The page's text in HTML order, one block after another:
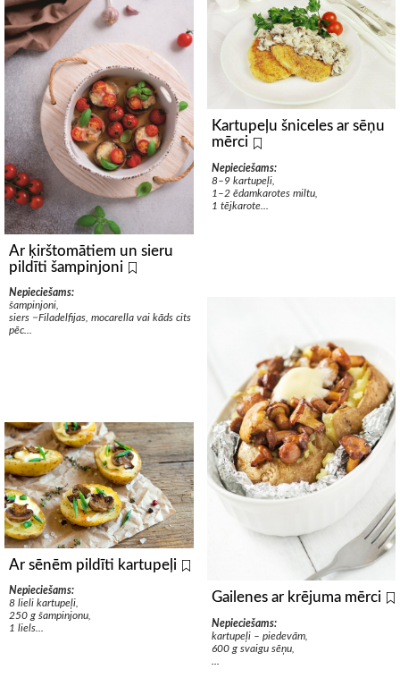
Ar ķirštomātiem un sieru
pildīti šampinjoni
Nepieciešams:
šampinjoni,
siers −Filadelfijas, mocarella vai kāds cits
pēc...
Ar sēnēm pildīti kartupeļi
Nepieciešams:
8 lieli kartupeļi,
250 g šampinjonu,
1 liels...
Kartupeļu šniceles ar sēņu
mērci
Nepieciešams:
8–9 kartupeļi,
1–2 ēdamkarotes miltu,
1 tējkarote...
Gailenes ar krējuma mērci
Nepieciešams:
kartupeļi – piedevām,
600 g svaigu sēņu,